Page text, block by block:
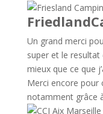
Un grand merci
super et le
mieux que ce que
Merci encore pour
notamment grâce